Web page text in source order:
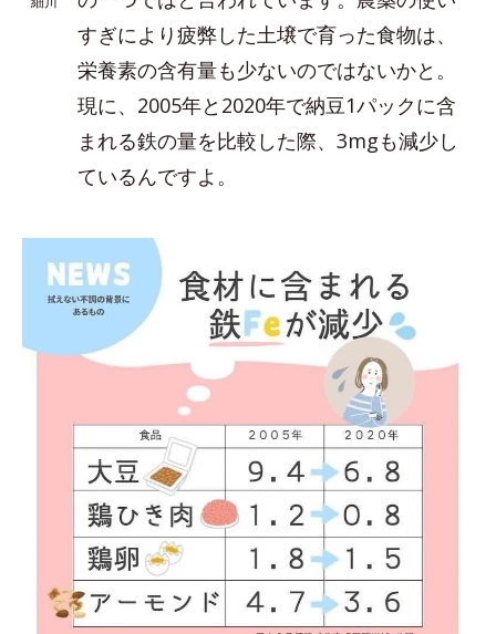
すぎにより疲弊した土壌で育った食物は、
栄養素の含有量も少ないのではないかと。
現に、2005年と2020年で納豆1パックに含
まれる鉄の量を比較した際、3mgも減少し
ているんですよ。